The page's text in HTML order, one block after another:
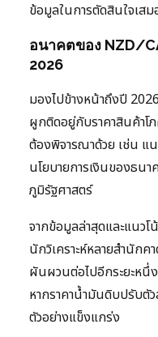
ข้อมูลในการตัดสินใจเสม
อนาคตของ NZD/
2026
มองไปข้างหน้าถึงปี
ผูกติดอยู่กับราคาสินค้า
ต้องพิจารณาด้วย เช่น แ
นโยบายการเงินของธนา
ภูมิรัฐศาสตร์
จากข้อมูลล่าสุดและแนว
นักวิเคราะห์หลายสำนัก
ผันผวนต่อไปอีกระยะหนึ่
หากราคาน้ำมันดิบปรับตั
ตัวอย่างแข็งแกร่ง